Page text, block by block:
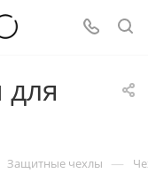
Защитные чехлы —